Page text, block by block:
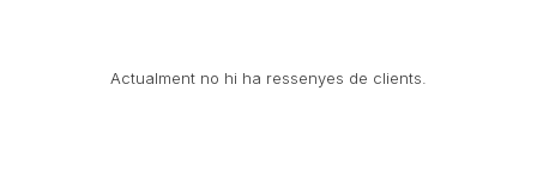
Actualment no hi ha ressenyes de clients.